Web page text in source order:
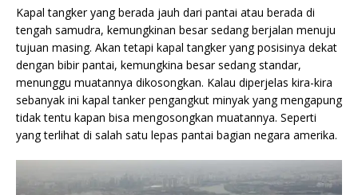
Kapal tangker yang berada jauh dari pantai atau berada di
tengah samudra, kemungkinan besar sedang berjalan menuju
tujuan masing. Akan tetapi kapal tangker yang posisinya dekat
dengan bibir pantai, kemungkina besar sedang standar,
menunggu muatannya dikosongkan. Kalau diperjelas kira-kira
sebanyak ini kapal tanker pengangkut minyak yang mengapung
tidak tentu kapan bisa mengosongkan muatannya. Seperti
yang terlihat di salah satu lepas pantai bagian negara amerika.